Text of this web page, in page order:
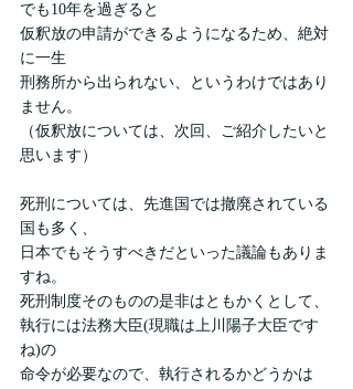
でも10年を過ぎると
仮釈放の申請ができるようになるため、絶対
に一生
刑務所から出られない、というわけではあり
ません。
（仮釈放については、次回、ご紹介したいと
思います）
死刑については、先進国では撤廃されている
国も多く、
日本でもそうすべきだといった議論もありま
すね。
死刑制度そのものの是非はともかくとして、
執行には法務大臣(現職は上川陽子大臣です
ね)の
命令が必要なので、執行されるかどうかは